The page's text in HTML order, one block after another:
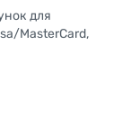
для
MasterCard,